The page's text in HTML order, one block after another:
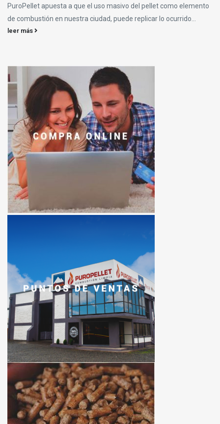
PuroPellet apuesta a que el uso masivo del pellet como elemento
de combustión en nuestra ciudad, puede replicar lo ocurrido...
leer más